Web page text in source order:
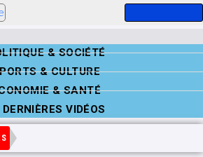
& SOCIÉTÉ
& CULTURE
& SANTÉ
DERNIÈRES VIDÉOS